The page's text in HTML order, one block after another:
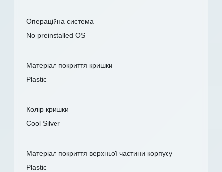
Операційна система
No preinstalled OS
Матеріал покриття кришки
Plastic
Колір кришки
Cool Silver
Матеріал покриття верхньої частини корпусу
Plastic